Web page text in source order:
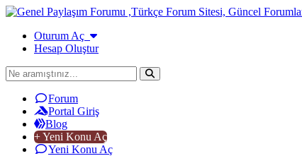
Oturum Aç
Hesap Oluştur
Forum
Portal Giriş
Blog
+ Yeni Konu Aç
Yeni Konu Aç